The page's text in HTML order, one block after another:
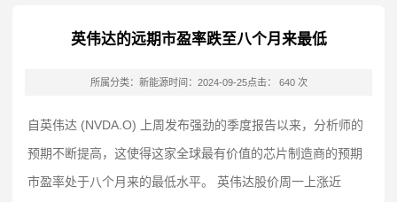
英伟达的远期市盈率跌至八个月来最低
所属分类：新能源时间：2024-09-25点击： 640 次
自英伟达 (NVDA.O) 上周发布强劲的季度报告以来，分析师的
预期不断提高，这使得这家全球最有价值的芯片制造商的预期
市盈率处于八个月来的最低水平。 英伟达股价周一上涨近